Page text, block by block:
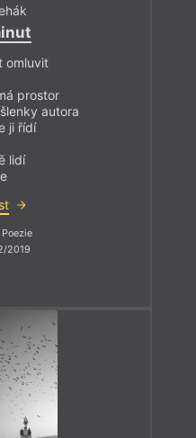
omluvit
prostor
autora
ji řídí
lidí
Poezie
2019